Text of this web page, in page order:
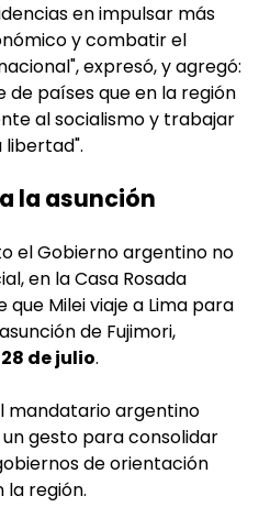
en impulsar más
y combatir el
expresó, y agregó:
de países que en la región
al socialismo y trabajar
libertad".
la asunción
el Gobierno argentino no
en la Casa Rosada
Milei viaje a Lima para
de Fujimori,
28 de julio.
mandatario argentino
gesto para consolidar
de orientación
la región.